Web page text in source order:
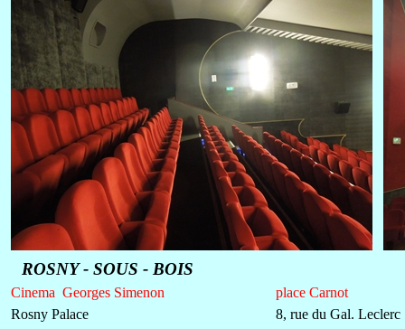
ROSNY - SOUS - BOIS
Cinema Georges Simenon
place Carnot
Rosny Palace
8, rue du Gal. Leclerc